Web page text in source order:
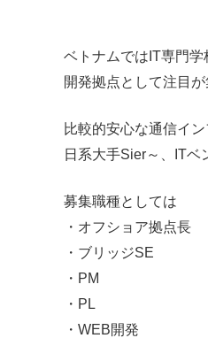
ベトナムではIT専門
開発拠点として注目が
比較的安心な通信イ
日系大手Sier～、ITベ
募集職種としては
・オフショア拠点長
・ブリッジSE
・PM
・PL
・WEB開発